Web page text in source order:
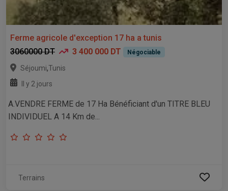
Ferme agricole d'exception 17 ha a tunis
3060000 DT
3 400 000 DT Négociable
Séjoumi,Tunis
Il y 2 jours
A.VENDRE FERME de 17 Ha Bénéficiant d'un TITRE BLEU
INDIVIDUEL A 14 Km de...
Terrains